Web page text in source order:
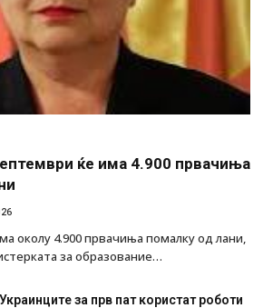
ќе има 4.900 првачиња
околу 4.900 првачиња помалку од лани,
за образование…
Украинците за прв пат користат роботи